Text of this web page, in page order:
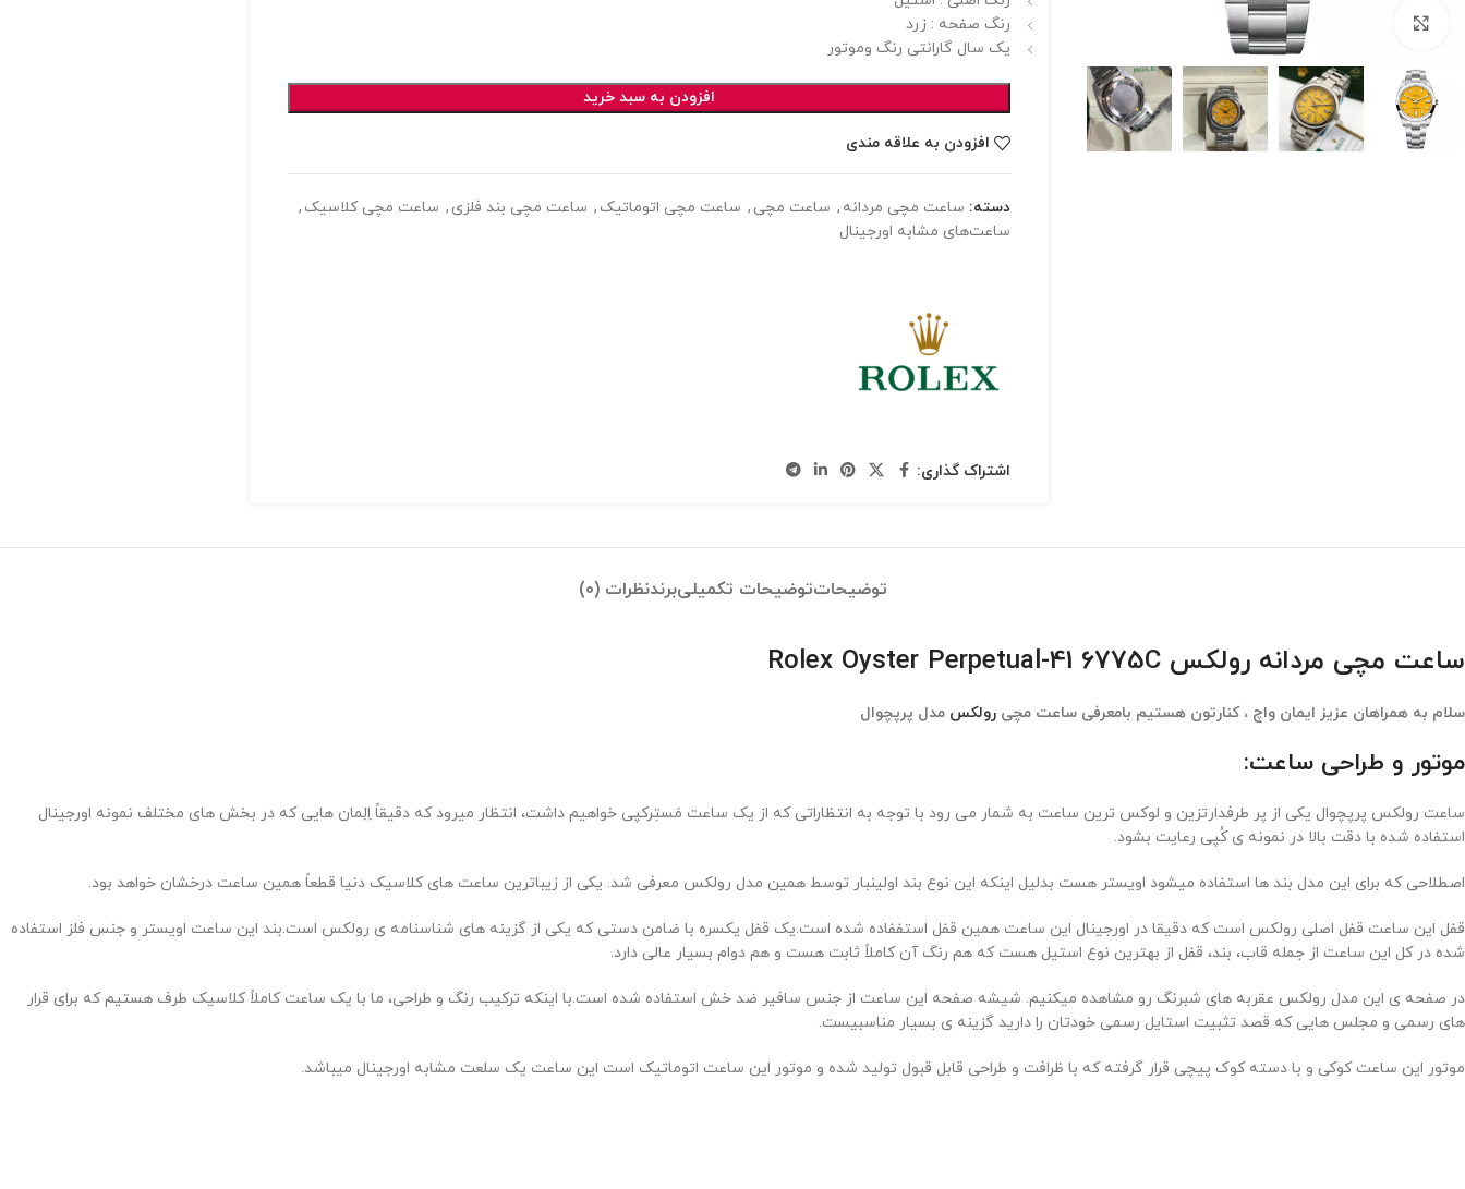
برای بزرگنمایی کلیک کنید
رنگ صفحه : زرد
یک سال گارانتی رنگ وموتور
افزودن به سبد خرید
افزودن به علاقه مندی
دسته: ساعت مچی مردانه , ساعت مچی , ساعت مچی اتوماتیک , ساعت مچی بند فلزی , ساعت مچی کلاسیک ,
ساعت‌های مشابه اورجینال
اشتراک گذاری:
توضیحاتتوضیحات تکمیلیبرندنظرات (0)
ساعت مچی مردانه رولکس Rolex Oyster Perpetual-41 6775C
سلام به همراهان عزیز ایمان واچ ، کنارتون هستیم بامعرفی ساعت مچی رولکس مدل پرپچوال
موتور و طراحی ساعت:
ساعت رولکس پرپچوال یکی از پر طرفدارتزین و لوکس ترین ساعت به شمار می رود با توجه به انتظاراتی که از یک ساعت مَستِرکپی خواهیم داشت، انتظار میرود که دقیقاً اِلِمان هایی که در بخش های مختلف نمونه اورجینال
استفاده شده با دقت بالا در نمونه ی کُپی رعایت بشود.
اصطلاحی که برای این مدل بند ها استفاده میشود اویستر هست بدلیل اینکه این نوع بند اولینبار توسط همین مدل رولکس معرفی شد. یکی از زیباترین ساعت های کلاسیک دنیا قطعاً همین ساعت درخشان خواهد بود.
قفل این ساعت قفل اصلی رولکس است که دقیقا در اورجینال این ساعت همین قفل استففاده شده است.یک قفل یکسره با ضامن دستی که یکی از گزینه های شناسنامه ی رولکس است.بند این ساعت اویستر و جنس فلز استفاده
شده در کل این ساعت از جمله قاب، بند، قفل از بهترین نوع استیل هست که هم رنگ آن کاملاً ثابت هست و هم دوام بسیار عالی دارد.
در صفحه ی این مدل رولکس عقربه های شبرنگ رو مشاهده میکنیم. شیشه صفحه این ساعت از جنس سافیر ضد خش استفاده شده است.با اینکه ترکیب رنگ و طراحی، ما با یک ساعت کاملاً کلاسیک طرف هستیم که برای قرار
های رسمی و مجلس هایی که قصد تثبیت استایل رسمی خودتان را دارید گزینه ی بسیار مناسبیست.
موتور این ساعت کوکی و با دسته کوک پیچی قرار گرفته که با ظرافت و طراحی قابل قبول تولید شده و موتور این ساعت اتوماتیک است این ساعت یک سلعت مشابه اورجینال میباشد.